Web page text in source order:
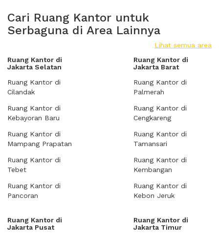
Cari Ruang Kantor untuk
Serbaguna di Area Lainnya
Lihat semua area
Ruang Kantor di
Jakarta Selatan
Ruang Kantor di
Cilandak
Ruang Kantor di
Kebayoran Baru
Ruang Kantor di
Mampang Prapatan
Ruang Kantor di
Tebet
Ruang Kantor di
Pancoran
Ruang Kantor di
Jakarta Barat
Ruang Kantor di
Palmerah
Ruang Kantor di
Cengkareng
Ruang Kantor di
Tamansari
Ruang Kantor di
Kembangan
Ruang Kantor di
Kebon Jeruk
Ruang Kantor di
Jakarta Pusat
Ruang Kantor di
Jakarta Timur